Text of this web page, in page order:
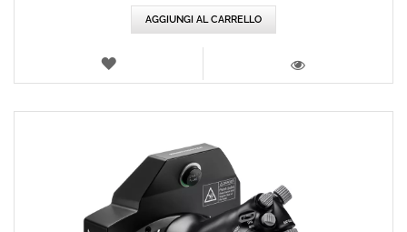
AGGIUNGI AL CARRELLO
LISTA